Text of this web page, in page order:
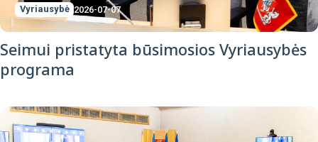
Vyriausybė 2026-07-07
Seimui pristatyta būsimosios Vyriausybės
programa